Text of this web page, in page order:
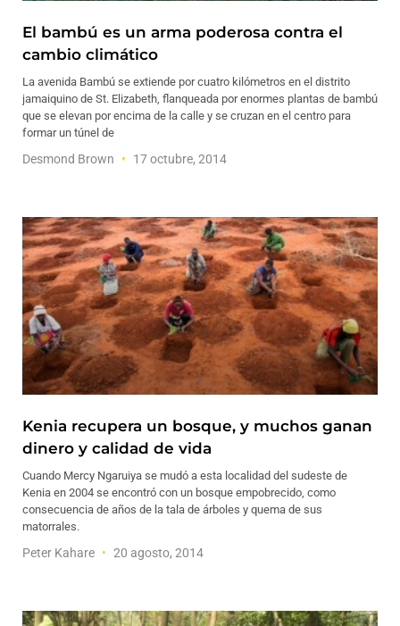
El bambú es un arma poderosa contra el
cambio climático
La avenida Bambú se extiende por cuatro kilómetros en el distrito
jamaiquino de St. Elizabeth, flanqueada por enormes plantas de bambú
que se elevan por encima de la calle y se cruzan en el centro para
formar un túnel de
Desmond Brown 17 octubre, 2014
Kenia recupera un bosque, y muchos ganan
dinero y calidad de vida
Cuando Mercy Ngaruiya se mudó a esta localidad del sudeste de
Kenia en 2004 se encontró con un bosque empobrecido, como
consecuencia de años de la tala de árboles y quema de sus
matorrales.
Peter Kahare 20 agosto, 2014